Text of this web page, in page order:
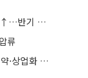
보령, 상반기 영업익 440억, 전년比 21.1%↑…반기 역대 최대
류
알테오젠, 올해만 1.8조 기술수출…특허·계약·상업화 ‘삼박자’